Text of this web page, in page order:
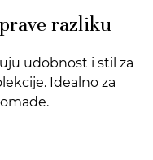
razliku
udobnost i stil za
Idealno za